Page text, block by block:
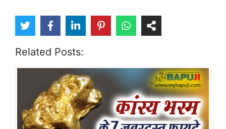
Related Posts: